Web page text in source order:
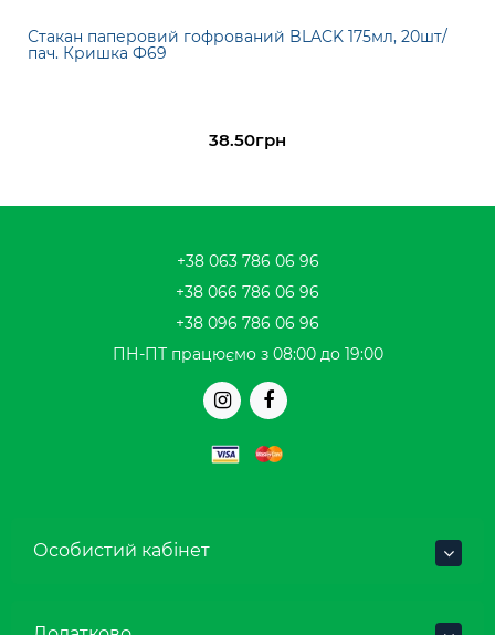
Стакан паперовий гофрований BLACK 175мл, 20шт/
пач. Кришка Ф69
38.50грн
+38 063 786 06 96
+38 066 786 06 96
+38 096 786 06 96
ПН-ПТ працюємо з 08:00 до 19:00
Особистий кабінет